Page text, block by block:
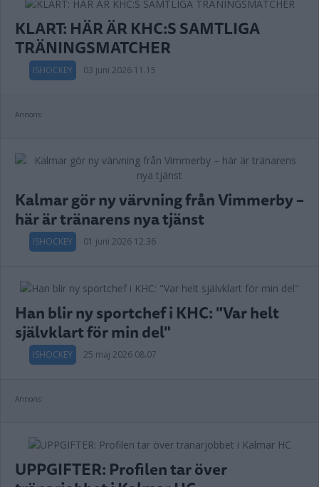
KLART: HÄR ÄR KHC:S SAMTLIGA
TRÄNINGSMATCHER
ISHOCKEY 03 juni 2026 11.15
Annons:
Kalmar gör ny värvning från Vimmerby –
här är tränarens nya tjänst
ISHOCKEY 01 juni 2026 12.36
Han blir ny sportchef i KHC: "Var helt
självklart för min del"
ISHOCKEY 25 maj 2026 08.07
Annons:
UPPGIFTER: Profilen tar över